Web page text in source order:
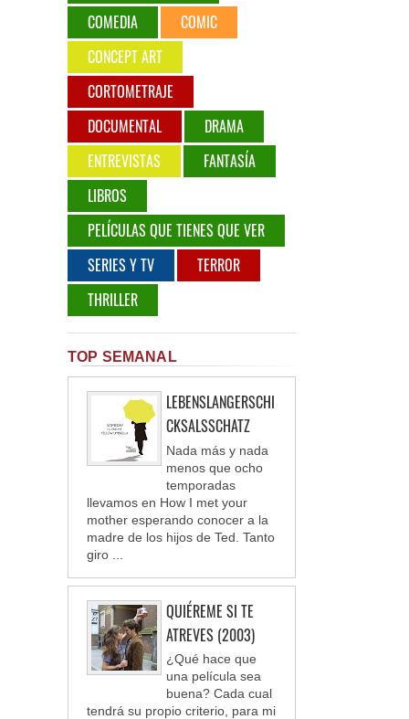
COMEDIA
COMIC
CONCEPT ART
CORTOMETRAJE
DOCUMENTAL
DRAMA
ENTREVISTAS
FANTASÍA
LIBROS
PELÍCULAS QUE TIENES QUE VER
SERIES Y TV
TERROR
THRILLER
TOP SEMANAL
LEBENSLANGERSCHI
CKSALSSCHATZ
Nada más y nada
menos que ocho
temporadas
llevamos en How I met your
mother esperando conocer a la
madre de los hijos de Ted. Tanto
giro ...
QUIÉREME SI TE
ATREVES (2003)
¿Qué hace que
una película sea
buena? Cada cual
tendrá su propio criterio, para mi